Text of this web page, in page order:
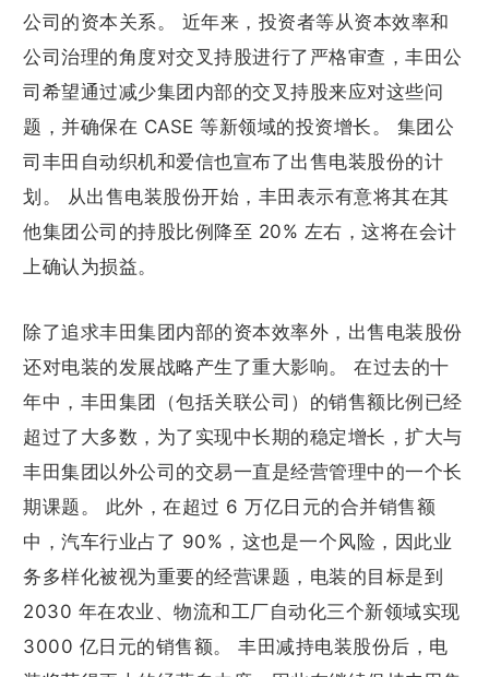
公司的资本关系。 近年来，投资者等从资本效率和
公司治理的角度对交叉持股进行了严格审查，丰田公
司希望通过减少集团内部的交叉持股来应对这些问
题，并确保在 CASE 等新领域的投资增长。 集团公
司丰田自动织机和爱信也宣布了出售电装股份的计
划。 从出售电装股份开始，丰田表示有意将其在其
他集团公司的持股比例降至 20% 左右，这将在会计
上确认为损益。
除了追求丰田集团内部的资本效率外，出售电装股份
还对电装的发展战略产生了重大影响。 在过去的十
年中，丰田集团（包括关联公司）的销售额比例已经
超过了大多数，为了实现中长期的稳定增长，扩大与
丰田集团以外公司的交易一直是经营管理中的一个长
期课题。 此外，在超过 6 万亿日元的合并销售额
中，汽车行业占了 90%，这也是一个风险，因此业
务多样化被视为重要的经营课题，电装的目标是到
2030 年在农业、物流和工厂自动化三个新领域实现
3000 亿日元的销售额。 丰田减持电装股份后，电